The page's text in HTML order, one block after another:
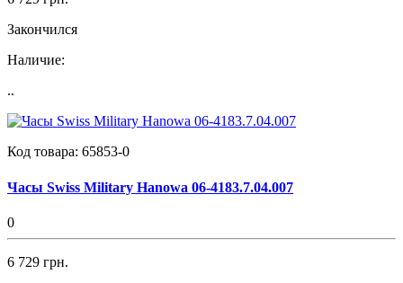
Закончился
Наличие:
..
Код товара: 65853-0
Часы Swiss Military Hanowa 06-4183.7.04.007
0
6 729 грн.